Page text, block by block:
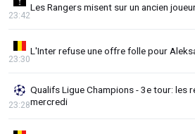
Les Rangers misent sur un ancien
23:42
L'Inter refuse une offre folle pour
23:30
Qualifs Ligue Champions - 3e tour: les
mercredi
23:28